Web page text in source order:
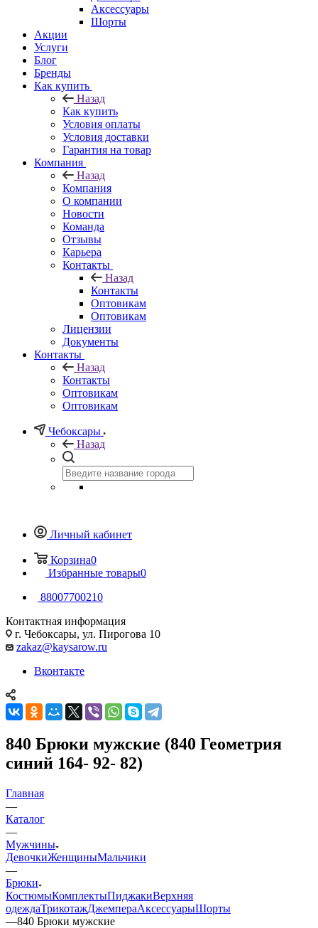
Аксессуары
Шорты
Акции
Услуги
Блог
Бренды
Как купить
Назад
Как купить
Условия оплаты
Условия доставки
Гарантия на товар
Компания
Назад
Компания
О компании
Новости
Команда
Отзывы
Карьера
Контакты
Назад
Контакты
Оптовикам
Оптовикам
Лицензии
Документы
Контакты
Назад
Контакты
Оптовикам
Оптовикам
Чебоксары
Назад
Личный кабинет
Корзина0
Избранные товары0
88007700210
Контактная информация
г. Чебоксары, ул. Пирогова 10
zakaz@kaysarow.ru
Вконтакте
840 Брюки мужские (840 Геометрия
синий 164- 92- 82)
Главная
—
Каталог
—
Мужчины
ДевочкиЖенщиныМальчики
—
Брюки
КостюмыКомплектыПиджакиВерхняя
одеждаТрикотажДжемпераАксессуарыШорты
—840 Брюки мужские